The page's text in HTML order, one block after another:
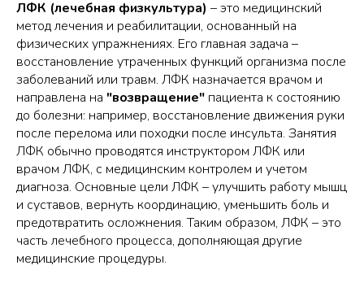
ЛФК (лечебная физкультура) – это медицинский
метод лечения и реабилитации, основанный на
физических упражнениях. Его главная задача –
восстановление утраченных функций организма после
заболеваний или травм. ЛФК назначается врачом и
направлена на "возвращение" пациента к состоянию
до болезни: например, восстановление движения руки
после перелома или походки после инсульта. Занятия
ЛФК обычно проводятся инструктором ЛФК или
врачом ЛФК, с медицинским контролем и учетом
диагноза. Основные цели ЛФК – улучшить работу мышц
и суставов, вернуть координацию, уменьшить боль и
предотвратить осложнения. Таким образом, ЛФК – это
часть лечебного процесса, дополняющая другие
медицинские процедуры.